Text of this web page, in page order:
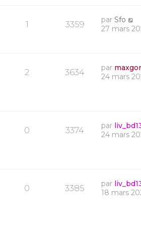
1 3359 parSfo
27 mars
2 3634 par
24 mars
0 3374 par
24 mars
0 3385 par
18 mars